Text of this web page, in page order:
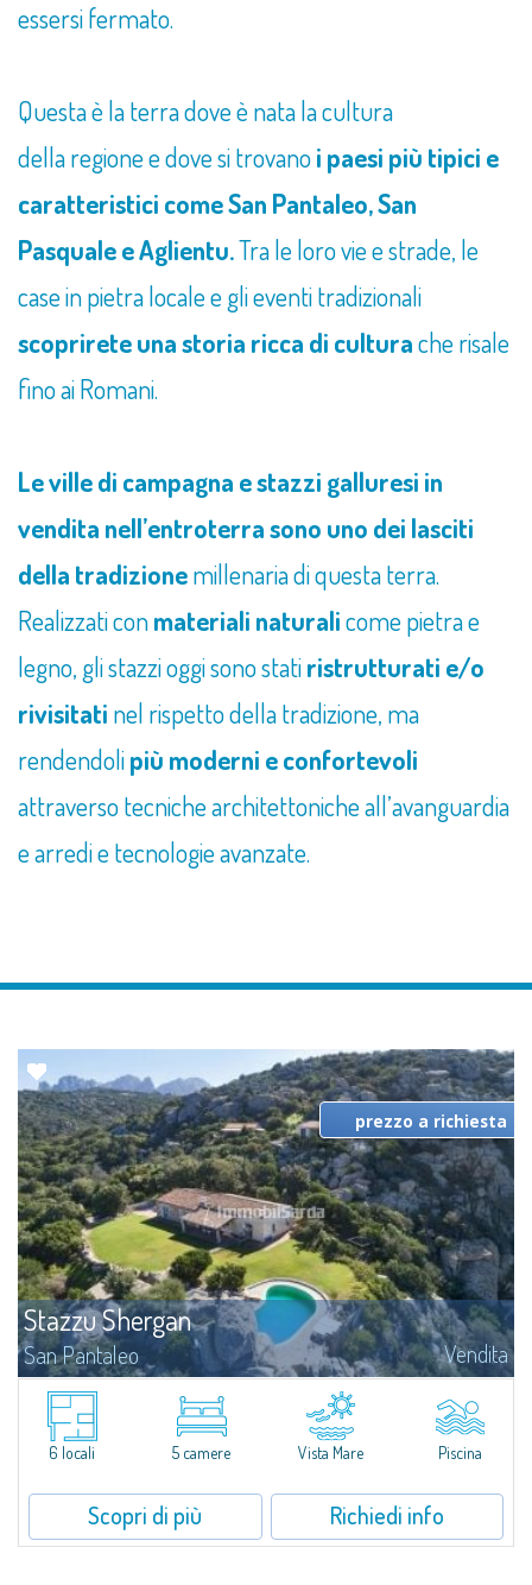
essersi fermato.
Questa è la terra dove è nata la cultura
della regione e dove si trovanoi paesi più tipici e
caratteristici come San Pantaleo, San
Pasquale e Aglientu.Tra le loro vie e strade, le
case in pietra locale e gli eventi tradizionali
scoprirete una storia ricca di culturache risale
fino ai Romani.
Le ville di campagna e stazzi galluresi in
vendita nell’entroterra sono uno dei lasciti
della tradizionemillenaria di questa terra.
Realizzati conmateriali naturalicome pietra e
legno, gli stazzi oggi sono statiristrutturati e/o
rivisitati nel rispetto della tradizione, ma
rendendolipiù moderni e confortevoli
attraverso tecniche architettoniche all’avanguardia
e arredi e tecnologie avanzate.
Stazzu Shergan
San Pantaleo Vendita
Una posizione invidiabile nel mezzo dell'entroterra gallurese con la sua
natura tipicamente mediterranea, i silenzi e la tranquillità della campagna, a
pochi minuti da tutti i servizi e dalle più belle spiagge della...
prezzo a richiesta
6 locali 5 camere Vista Mare Piscina
Scopri di più Richiedi info